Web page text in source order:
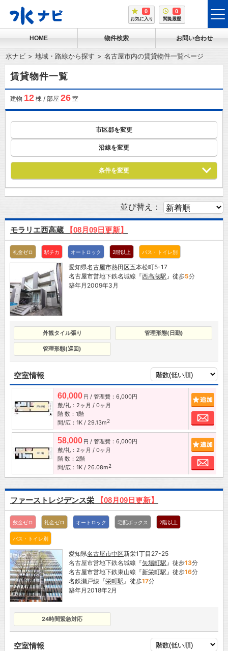
0
お気に入り
0
閲覧履歴
HOME 物件検索 お問い合わせ
水ナビ 地域・路線から探す 名古屋市内の賃貸物件一覧ページ
賃貸物件一覧
建物 12棟 / 部屋 26室
市区郡を変更
沿線を変更
条件を変更
並び替え：
モラリエ西高蔵 【08月09日更新】
礼金ゼロ 駅チカ オートロック 2階以上 バス・トイレ別
愛知県名古屋市熱田区五本松町5-17
名古屋市営地下鉄名城線『西高蔵駅』徒歩5分
築年月2009年3月
外観タイル張り 管理形態(日勤)
管理形態(巡回)
空室情報
60,000 円 / 管理費：6,000円
敷/礼：2ヶ月 / 0ヶ月
階 数：1階
間/広：1K / 29.13m2
お
58,000 円 / 管理費：6,000円
敷/礼：2ヶ月 / 0ヶ月
階 数：2階
間/広：1K / 26.08m2
お
ファーストレジデンス栄 【08月09日更新】
敷金ゼロ 礼金ゼロ オートロック 宅配ボックス 2階以上
バス・トイレ別
愛知県名古屋市中区新栄1丁目27-25
名古屋市営地下鉄名城線『矢場町駅 』徒歩13分
名古屋市営地下鉄東山線『新栄町駅 』徒歩16分
名鉄瀬戸線『栄町駅 』徒歩17分
築年月2018年2月
24時間緊急対応
空室情報